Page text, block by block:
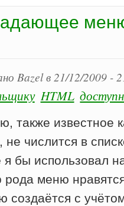
Bazel в 21/12/2009 -
HTML
также известное
числится в
бы использовал
рода меню
создаётся с